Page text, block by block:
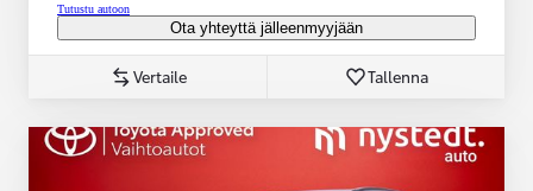
Tutustu autoon
Ota yhteyttä jälleenmyyjään
Vertaile Tallenna